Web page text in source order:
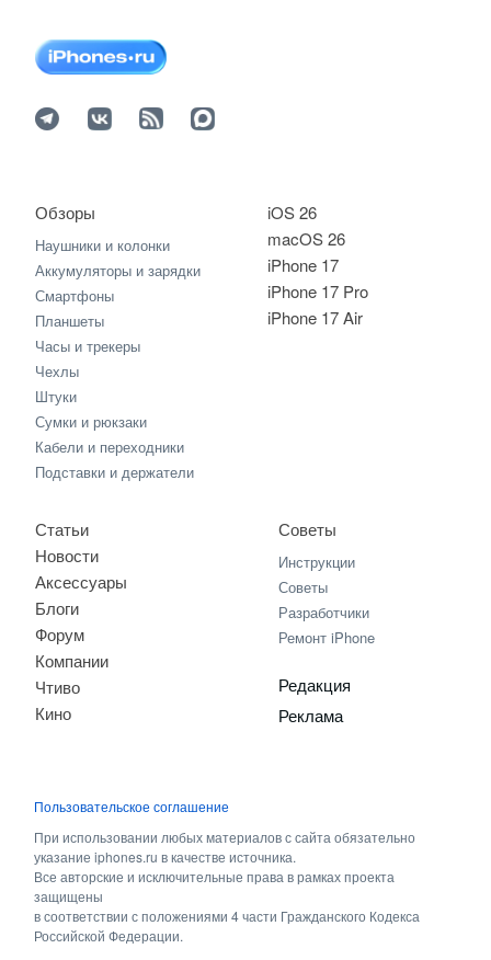
iOS 26
macOS 26
iPhone 17
iPhone 17 Pro
iPhone 17 Air
Обзоры
Наушники и колонки
Аккумуляторы и зарядки
Смартфоны
Планшеты
Часы и трекеры
Чехлы
Штуки
Сумки и рюкзаки
Кабели и переходники
Подставки и держатели
Статьи
Новости
Аксессуары
Блоги
Форум
Компании
Чтиво
Кино
Советы
Инструкции
Советы
Разработчики
Ремонт iPhone
Редакция
Реклама
Пользовательское соглашение
При использовании любых материалов с сайта обязательно
указание iphones.ru в качестве источника.
Все авторские и исключительные права в рамках проекта
защищены
в соответствии с положениями 4 части Гражданского Кодекса
Российской Федерации.